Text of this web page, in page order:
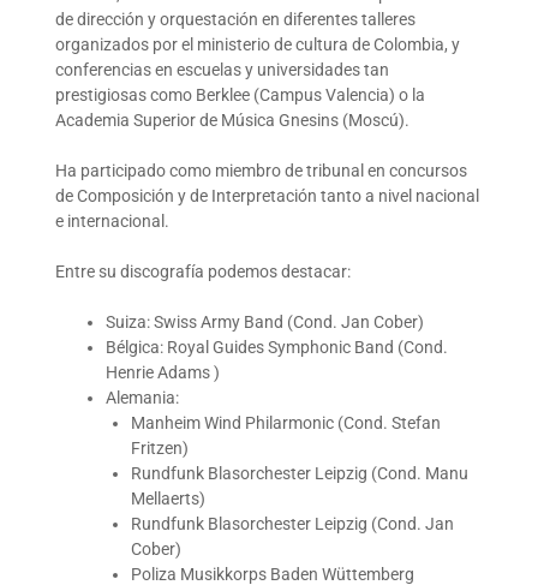
de dirección y orquestación en diferentes talleres
organizados por el ministerio de cultura de Colombia, y
conferencias en escuelas y universidades tan
prestigiosas como Berklee (Campus Valencia) o la
Academia Superior de Música Gnesins (Moscú).
Ha participado como miembro de tribunal en concursos
de Composición y de Interpretación tanto a nivel nacional
e internacional.
Entre su discografía podemos destacar:
Suiza: Swiss Army Band (Cond. Jan Cober)
Bélgica: Royal Guides Symphonic Band (Cond.
Henrie Adams )
Alemania:
Manheim Wind Philarmonic (Cond. Stefan
Fritzen)
Rundfunk Blasorchester Leipzig (Cond. Manu
Mellaerts)
Rundfunk Blasorchester Leipzig (Cond. Jan
Cober)
Poliza Musikkorps Baden Wüttemberg